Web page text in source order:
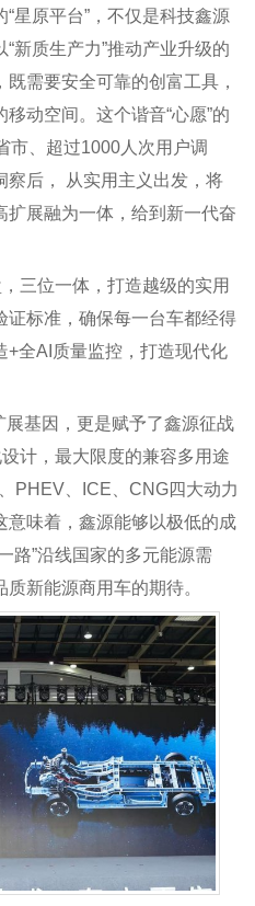
星原平台”，不仅是科技鑫源
新质生产力”推动产业升级的
需要安全可靠的创富工具，
动空间。这个谐音“心愿”的
市、超过1000人次用户调
察后， 从实用主义出发，将
展融为一体，给到新一代奋
三位一体，打造越级的实用
证标准，确保每一台车都经得
+全AI质量监控，打造现代化
展基因，更是赋予了鑫源征战
计，最大限度的兼容多用途
PHEV、ICE、CNG四大动力
意味着，鑫源能够以极低的成
路”沿线国家的多元能源需
新能源商用车的期待。